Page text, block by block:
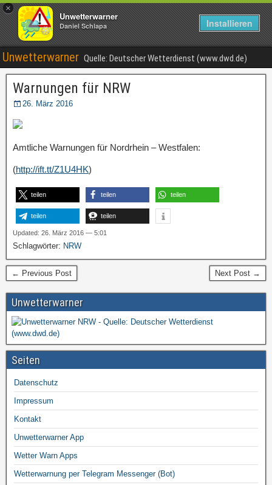
×
Unwetterwarner
Daniel Schlapa Installieren
Unwetterwarner Quelle: Deutscher Wetterdienst (www.dwd.de)
Warnungen für NRW
26. März 2016
Amtliche Warnungen für Nordrhein – Westfalen:
(http://ift.tt/Z1U4HK)
teilen teilen teilen
teilen teilen
Updated: 26. März 2016 — 5:01
Schlagwörter: NRW
← Previous Post Next Post →
Unwetterwarner
Seiten
Datenschutz
Impressum
Kontakt
Unwetterwarner App
Wetter Warn Apps
Wetterwarnung per Telegram Messenger (Bot)